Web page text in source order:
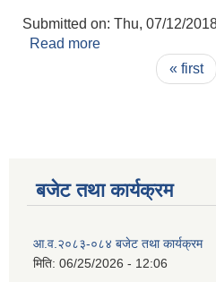
Submitted on: Thu, 07/12/
Read more
« first
बजेट तथा कार्यक्रम
आ.व.२०८३-०८४ बजेट तथा कार्यक्रम
मिति: 06/25/2026 - 12:06